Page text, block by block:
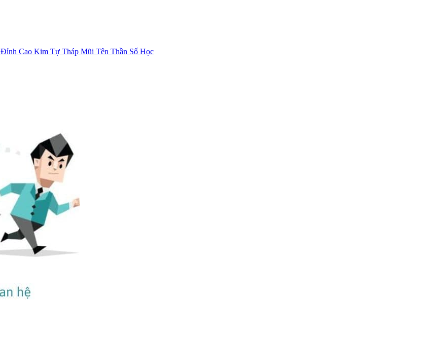
Đỉnh Cao Kim Tự Tháp Mũi Tên Thần Số Học